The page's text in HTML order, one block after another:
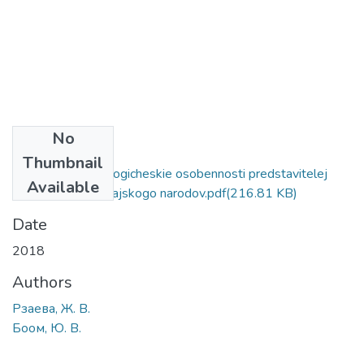
No
Thumbnail
Available
Nacionalno-psihologicheskie osobennosti predstavitelej
belorusskogo i kitajskogo narodov.pdf(216.81 KB)
Date
2018
Authors
Рзаева, Ж. В.
Боом, Ю. В.